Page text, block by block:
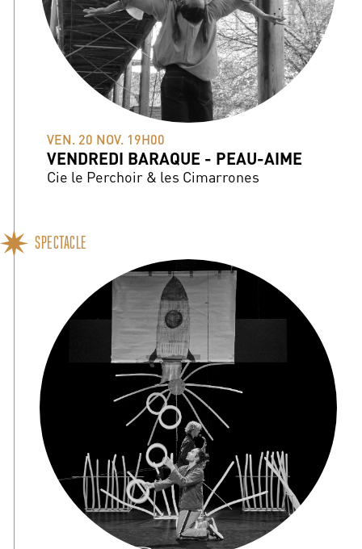
VEN. 20 NOV. 19H00
VENDREDI BARAQUE - PEAU-AIME
Cie le Perchoir & les Cimarrones
SPECTACLE